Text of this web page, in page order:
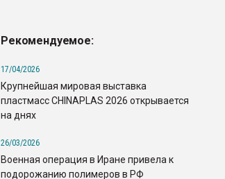
Рекомендуемое:
17/04/2026
Крупнейшая мировая выставка
пластмасс CHINAPLAS 2026 открывается
на днях
26/03/2026
Военная операция в Иране привела к
подорожанию полимеров в РФ